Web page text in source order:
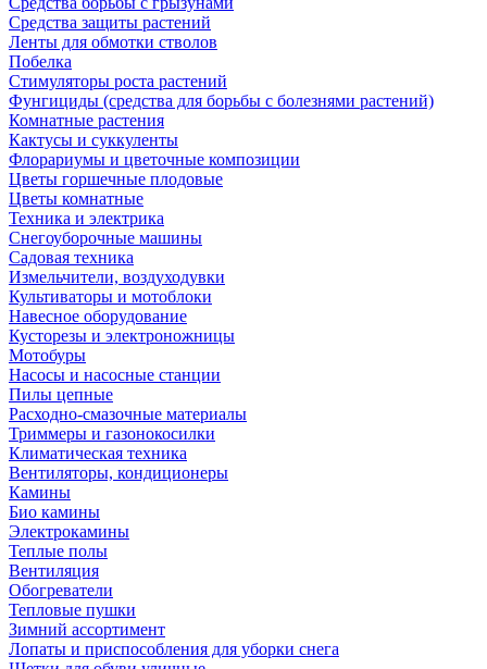
Средства защиты растений
Ленты для обмотки стволов
Побелка
Стимуляторы роста растений
Фунгициды (средства для борьбы с болезнями растений)
Комнатные растения
Кактусы и суккуленты
Флорариумы и цветочные композиции
Цветы горшечные плодовые
Цветы комнатные
Техника и электрика
Снегоуборочные машины
Садовая техника
Измельчители, воздуходувки
Культиваторы и мотоблоки
Навесное оборудование
Кусторезы и электроножницы
Мотобуры
Насосы и насосные станции
Пилы цепные
Расходно-смазочные материалы
Триммеры и газонокосилки
Климатическая техника
Вентиляторы, кондиционеры
Камины
Био камины
Электрокамины
Теплые полы
Вентиляция
Обогреватели
Тепловые пушки
Зимний ассортимент
Лопаты и приспособления для уборки снега